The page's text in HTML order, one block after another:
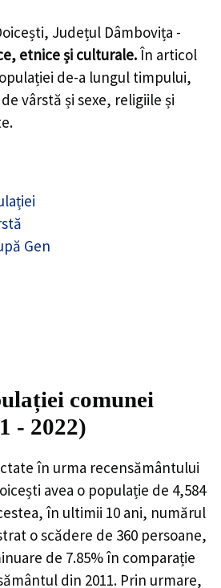
Județul Dâmbovița -
etnice și culturale.În articol
de-a lungul timpului,
vârstă și sexe, religiile și
Gen
comunei
- 2022)
în urma recensământului
avea o populație de 4,584
în ultimii 10 ani, numărul
oscădere de 360 persoane,
de 7.85%în comparație
din 2011. Prin urmare,